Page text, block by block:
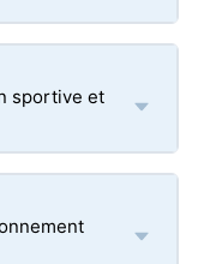
sportive et